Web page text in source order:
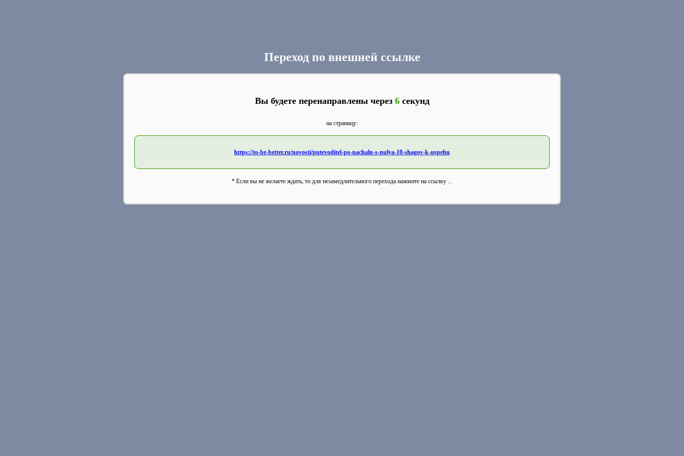
Переход по внешней ссылке
Вы будете перенаправлены через 6секунд
на страницу:
https://to-be-better.ru/novosti/putevoditel-po-nachalu-s-nulya-10-shagov-k-uspehu
* Если вы не желаете ждать, то для незамедлительного перехода нажмите на ссылку ...